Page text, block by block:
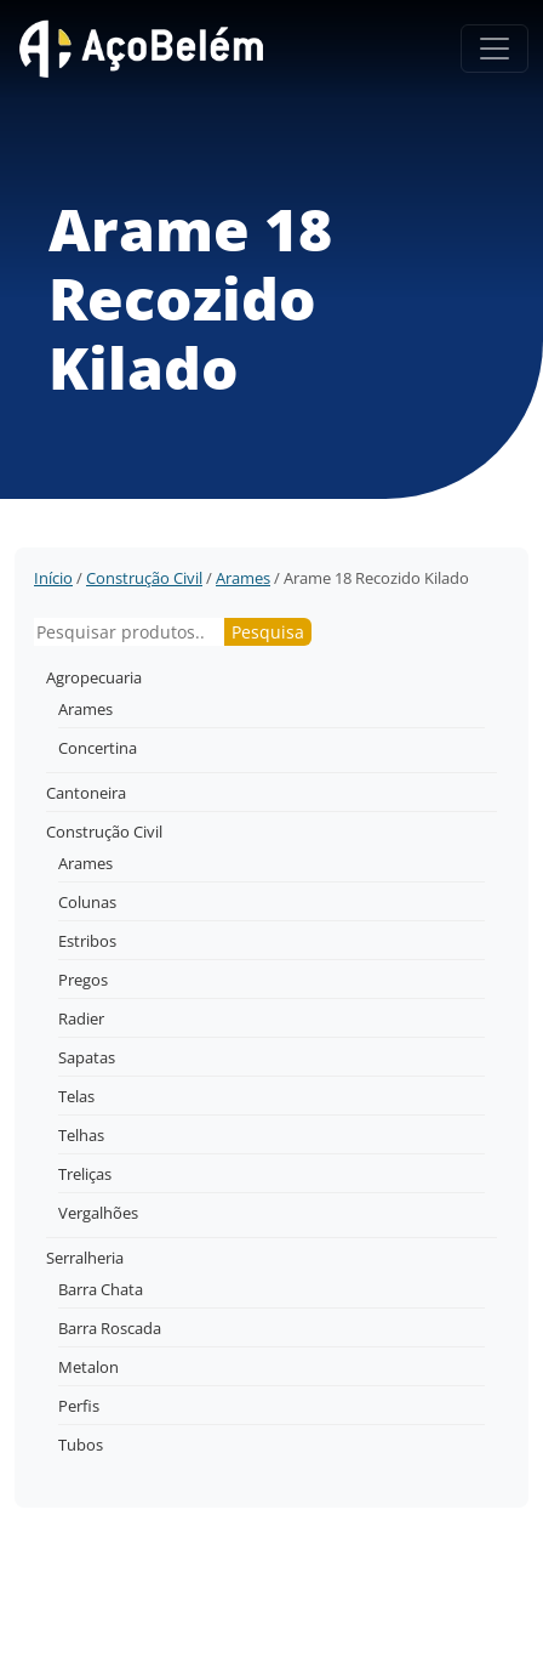
Arame 18
Recozido
Kilado
Início /Construção Civil/Arames/ Arame 18 Recozido Kilado
Pesquisar Pesquisa
Agropecuaria
Arames
Concertina
Cantoneira
Construção Civil
Arames
Colunas
Estribos
Pregos
Radier
Sapatas
Telas
Telhas
Treliças
Vergalhões
Serralheria
Barra Chata
Barra Roscada
Metalon
Perfis
Tubos